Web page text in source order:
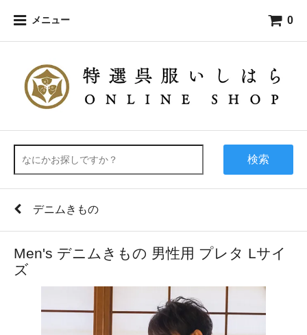
メニュー 0
検索
デニムきもの
Men's デニムきもの 男性用 プレタ Lサイ
ズ